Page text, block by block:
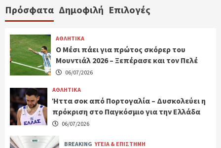
Πρόσφατα Δημοφιλή Επιλογές
ΑΘΛΗΤΙΚΑ
Ο Μέσι πάει για πρώτος σκόρερ του
Μουντιάλ 2026 – Ξεπέρασε και τον Πελέ
06/07/2026
ΑΘΛΗΤΙΚΑ
Ήττα σοκ από Πορτογαλία – Δυσκολεύει η
πρόκριση στο Παγκόσμιο για την Ελλάδα
06/07/2026
BREAKING ΥΓΕΙΑ & ΕΠΙΣΤΗΜΗ